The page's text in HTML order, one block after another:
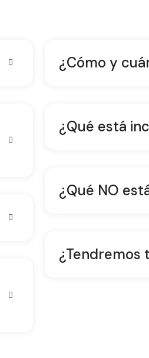
¿Cómo y
¿Qué está
¿Qué NO
¿Tendremos